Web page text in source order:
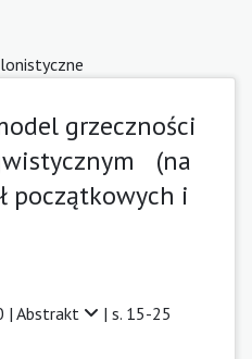
grzeczności
(na
początkowych i
| Abstrakt | s. 15-25